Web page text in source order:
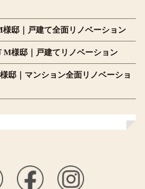
様邸｜戸建て全面リノベーション
M様邸｜戸建てリノベーション
邸｜マンション全面リノベーショ